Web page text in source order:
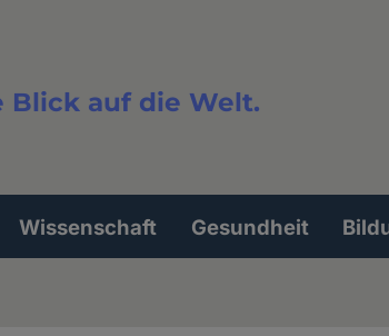
Blick auf die Welt.
Wissenschaft Gesundheit